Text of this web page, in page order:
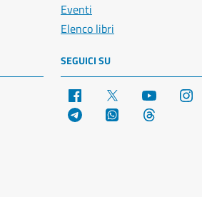
Eventi
Elenco libri
SEGUICI SU
Facebook YouTube
Telegram WhatsApp